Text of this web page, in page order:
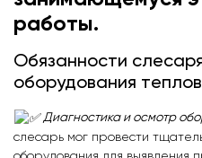
работы.
Обязанности
оборудования
Диагностика и осмотр
слесарь мог провести